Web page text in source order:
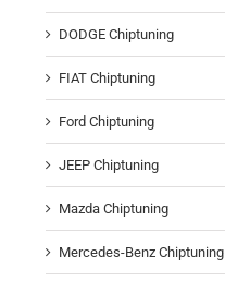
DODGE Chiptuning
FIAT Chiptuning
Ford Chiptuning
JEEP Chiptuning
Mazda Chiptuning
Mercedes-Benz Chiptuning